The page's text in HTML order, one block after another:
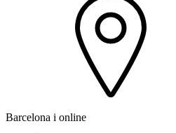
Barcelona i online